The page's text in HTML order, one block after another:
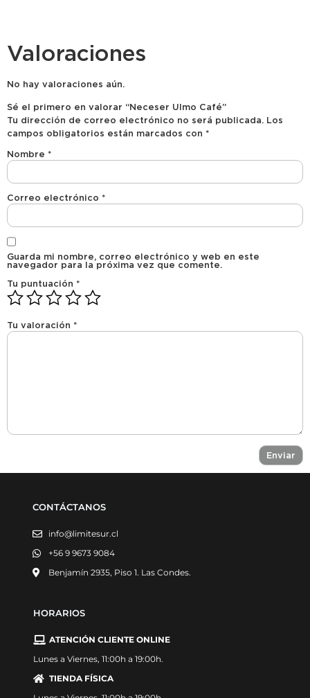
Valoraciones
No hay valoraciones aún.
Sé el primero en valorar “Neceser Ulmo Café”
Tu dirección de correo electrónico no será publicada. Los
campos obligatorios están marcados con *
Nombre *
Correo electrónico *
Guarda mi nombre, correo electrónico y web en este
navegador para la próxima vez que comente.
Tu puntuación *
Tu valoración *
CONTÁCTANOS
info@limitesur.cl
+56 9 9673 9084
Benjamín 2935, Piso 1. Las Condes.
HORARIOS
ATENCIÓN CLIENTE ONLINE
Lunes a Viernes, 11:00h a 19:00h.
TIENDA FÍSICA